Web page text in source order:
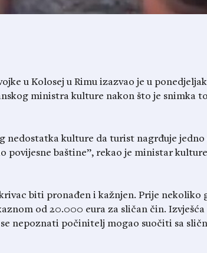
u Kolosej u Rimu izazvao je u
ministra kulture nakon što je snimka
nedostatka kulture da turist nagrđuje jedno
povijesne baštine”, rekao je ministar kulture
biti pronađen i kažnjen. Prije nekoliko
od 20.000 eura za sličan čin. Izvješća
nepoznati počinitelj mogao suočiti sa